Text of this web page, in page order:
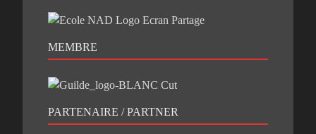
MEMBRE
PARTENAIRE / PARTNER